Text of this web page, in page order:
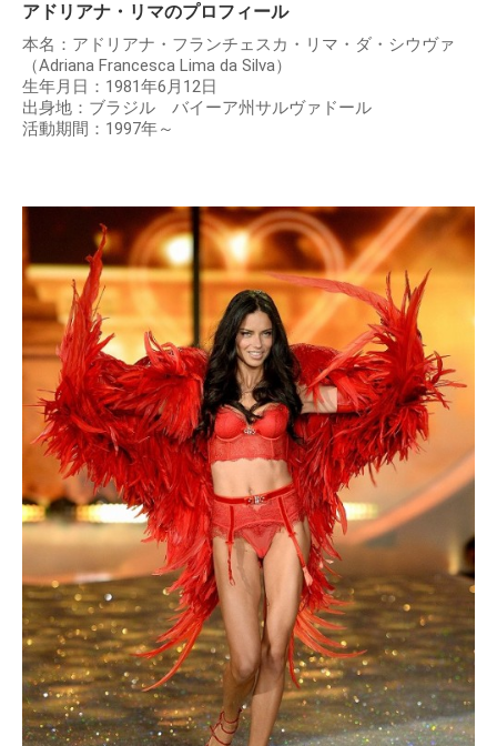
アドリアナ・リマのプロフィール
本名：アドリアナ・フランチェスカ・リマ・ダ・シウヴァ
（Adriana Francesca Lima da Silva）
生年月日：1981年6月12日
出身地：ブラジル バイーア州サルヴァドール
活動期間：1997年～